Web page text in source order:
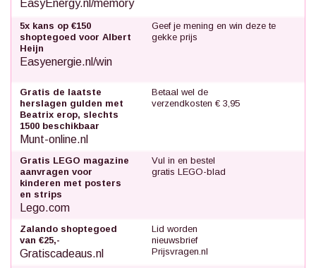
EasyEnergy.nl/memory
5x kans op €150
shoptegoed voor Albert
Heijn
Easyenergie.nl/win
Geef je mening en win deze te
gekke prijs
Gratis de laatste
herslagen gulden met
Beatrix erop, slechts
1500 beschikbaar
Munt-online.nl
Betaal wel de
verzendkosten € 3,95
Gratis LEGO magazine
aanvragen voor
kinderen met posters
en strips
Lego.com
Vul in en bestel
gratis LEGO-blad
Zalando shoptegoed
van €25,-
Gratiscadeaus.nl
Lid worden
nieuwsbrief
Prijsvragen.nl